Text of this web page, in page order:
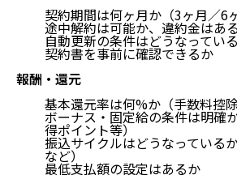
契約期間は何ヶ月か（3ヶ月／6
途中解約は可能か、違約金はあ
自動更新の条件はどうなってい
契約書を事前に確認できるか
報酬・還元
基本還元率は何%か（手数料控除
ボーナス・固定給の条件は明確
得ポイント等）
振込サイクルはどうなっている
など）
最低支払額の設定はあるか